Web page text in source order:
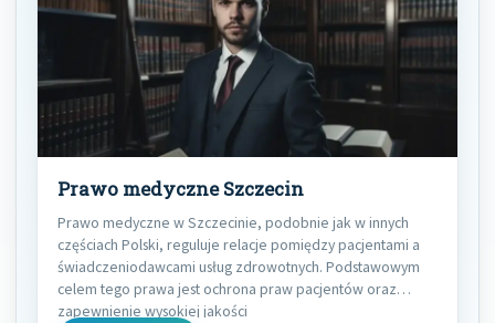
Prawo medyczne Szczecin
Prawo medyczne w Szczecinie, podobnie jak w innych
częściach Polski, reguluje relacje pomiędzy pacjentami a
świadczeniodawcami usług zdrowotnych. Podstawowym
celem tego prawa jest ochrona praw pacjentów oraz
zapewnienie wysokiej jakości